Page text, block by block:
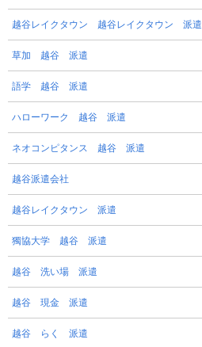
越谷レイクタウン 越谷レイクタウン 派遣
草加 越谷 派遣
語学 越谷 派遣
ハローワーク 越谷 派遣
ネオコンピタンス 越谷 派遣
越谷派遣会社
越谷レイクタウン 派遣
獨協大学 越谷 派遣
越谷 洗い場 派遣
越谷 現金 派遣
越谷 らく 派遣